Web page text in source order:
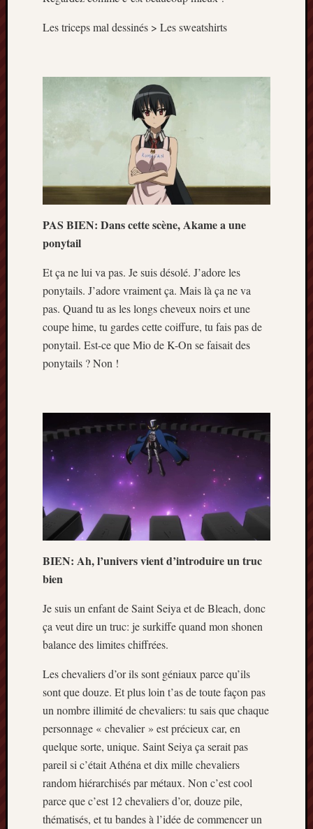
Les triceps mal dessinés > Les sweatshirts
PAS BIEN: Dans cette scène, Akame a une
ponytail
Et ça ne lui va pas. Je suis désolé. J’adore les
ponytails. J’adore vraiment ça. Mais là ça ne va
pas. Quand tu as les longs cheveux noirs et une
coupe hime, tu gardes cette coiffure, tu fais pas de
ponytail. Est-ce que Mio de K-On se faisait des
ponytails ? Non !
BIEN: Ah, l’univers vient d’introduire un truc
bien
Je suis un enfant de Saint Seiya et de Bleach, donc
ça veut dire un truc: je surkiffe quand mon shonen
balance des limites chiffrées.
Les chevaliers d’or ils sont géniaux parce qu’ils
sont que douze. Et plus loin t’as de toute façon pas
un nombre illimité de chevaliers: tu sais que chaque
personnage « chevalier » est précieux car, en
quelque sorte, unique. Saint Seiya ça serait pas
pareil si c’était Athéna et dix mille chevaliers
random hiérarchisés par métaux. Non c’est cool
parce que c’est 12 chevaliers d’or, douze pile,
thématisés, et tu bandes à l’idée de commencer un